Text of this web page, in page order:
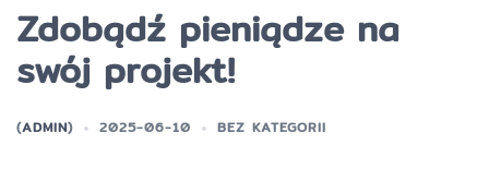
Zdobądź pieniądze na
swój projekt!
(ADMIN) 2025-06-10 BEZ KATEGORII